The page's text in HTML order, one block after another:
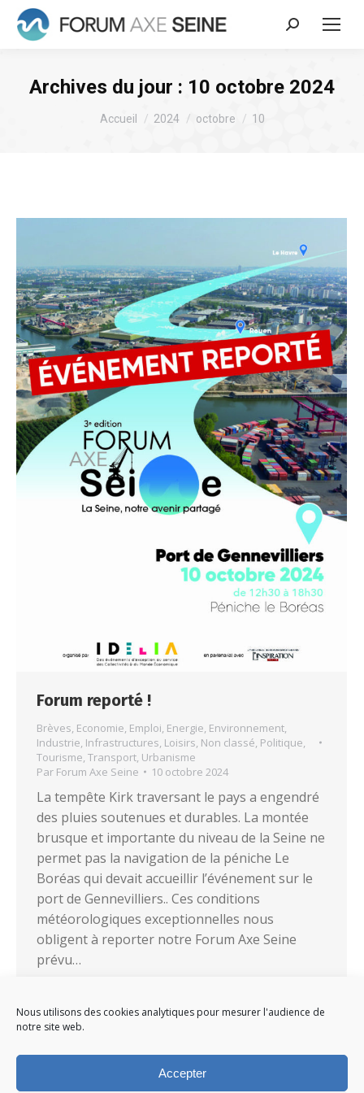
Nous utilisons des cookies analytiques pour mesurer l'audience de
notre site web.
Accepter
Recherche
Archives du jour : 10 octobre 2024
Vous êtes ici :
Accueil 2024 octobre 10
Forum reporté !
Brèves, Economie, Emploi, Energie, Environnement,
Industrie, Infrastructures, Loisirs, Non classé, Politique,
Tourisme, Transport, Urbanisme
Par Forum Axe Seine 10 octobre 2024
La tempête Kirk traversant le pays a engendré
des pluies soutenues et durables. La montée
brusque et importante du niveau de la Seine ne
permet pas la navigation de la péniche Le
Boréas qui devait accueillir l’événement sur le
port de Gennevilliers.. Ces conditions
météorologiques exceptionnelles nous
obligent à reporter notre Forum Axe Seine
prévu…